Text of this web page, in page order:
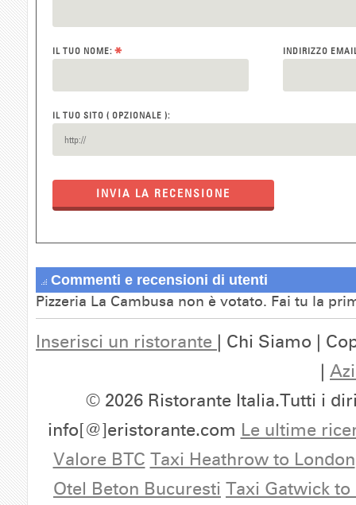
IL TUO NOME: * INDIRIZZO
IL TUO SITO ( OPZIONALE ):
INVIA LA RECENSIONE
Commenti e recensioni di utenti
Pizzeria La Cambusa non è votato. Fai tu la
Inserisci un ristorante | Chi Siamo |
|
© 2026 Ristorante Italia.Tutti i
info[@]eristorante.com Le ultime
Valore BTC Taxi Heathrow to London
Otel Beton Bucuresti Taxi Gatwick to